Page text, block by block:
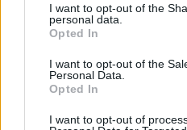
not limited to your visit or
grant or deny consent to
use your data for below
consent section.
I want to opt-out of the
personal data.
Opted In
I want to opt-out of the
Personal Data.
Opted In
I want to opt-out of
Hirdetés